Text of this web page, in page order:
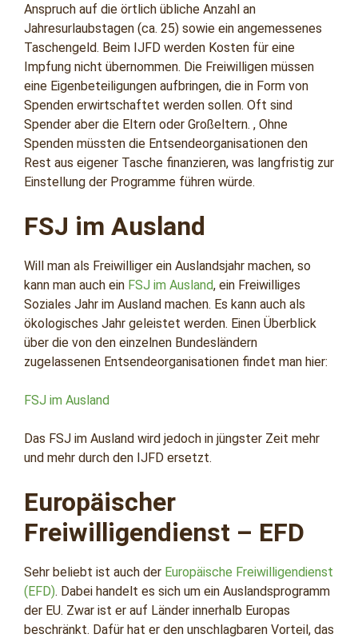
Anspruch auf die örtlich übliche Anzahl an
Jahresurlaubstagen (ca. 25) sowie ein angemessenes
Taschengeld. Beim IJFD werden Kosten für eine
Impfung nicht übernommen. Die Freiwilligen müssen
eine Eigenbeteiligungen aufbringen, die in Form von
Spenden erwirtschaftet werden sollen. Oft sind
Spender aber die Eltern oder Großeltern. , Ohne
Spenden müssten die Entsendeorganisationen den
Rest aus eigener Tasche finanzieren, was langfristig zur
Einstellung der Programme führen würde.
FSJ im Ausland
Will man als Freiwilliger ein Auslandsjahr machen, so
kann man auch ein FSJ im Ausland, ein Freiwilliges
Soziales Jahr im Ausland machen. Es kann auch als
ökologisches Jahr geleistet werden. Einen Überblick
über die von den einzelnen Bundesländern
zugelassenen Entsendeorganisationen findet man hier:
FSJ im Ausland
Das FSJ im Ausland wird jedoch in jüngster Zeit mehr
und mehr durch den IJFD ersetzt.
Europäischer
Freiwilligendienst – EFD
Sehr beliebt ist auch der Europäische Freiwilligendienst
(EFD). Dabei handelt es sich um ein Auslandsprogramm
der EU. Zwar ist er auf Länder innerhalb Europas
beschränkt. Dafür hat er den unschlagbaren Vorteil, das